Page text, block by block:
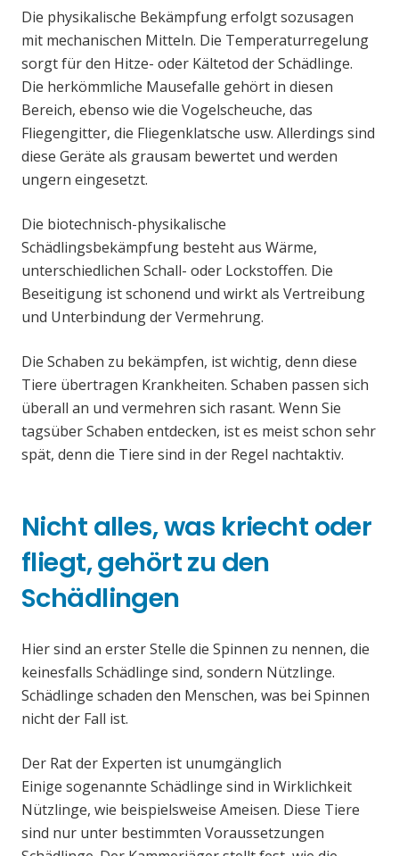
Die physikalische Bekämpfung erfolgt sozusagen
mit mechanischen Mitteln. Die Temperaturregelung
sorgt für den Hitze- oder Kältetod der Schädlinge.
Die herkömmliche Mausefalle gehört in diesen
Bereich, ebenso wie die Vogelscheuche, das
Fliegengitter, die Fliegenklatsche usw. Allerdings sind
diese Geräte als grausam bewertet und werden
ungern eingesetzt.
Die biotechnisch-physikalische
Schädlingsbekämpfung besteht aus Wärme,
unterschiedlichen Schall- oder Lockstoffen. Die
Beseitigung ist schonend und wirkt als Vertreibung
und Unterbindung der Vermehrung.
Die Schaben zu bekämpfen, ist wichtig, denn diese
Tiere übertragen Krankheiten. Schaben passen sich
überall an und vermehren sich rasant. Wenn Sie
tagsüber Schaben entdecken, ist es meist schon sehr
spät, denn die Tiere sind in der Regel nachtaktiv.
Nicht alles, was kriecht oder
fliegt, gehört zu den
Schädlingen
Hier sind an erster Stelle die Spinnen zu nennen, die
keinesfalls Schädlinge sind, sondern Nützlinge.
Schädlinge schaden den Menschen, was bei Spinnen
nicht der Fall ist.
Der Rat der Experten ist unumgänglich
Einige sogenannte Schädlinge sind in Wirklichkeit
Nützlinge, wie beispielsweise Ameisen. Diese Tiere
sind nur unter bestimmten Voraussetzungen